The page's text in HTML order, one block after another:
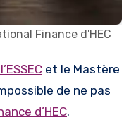
Finance d'HEC
et le Mastère
de ne pas
d’HEC.